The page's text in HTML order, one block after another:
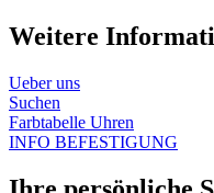
Weitere
Ueber uns​
Suchen
Farbtabelle Uhren
INFO BEFESTIGUNG